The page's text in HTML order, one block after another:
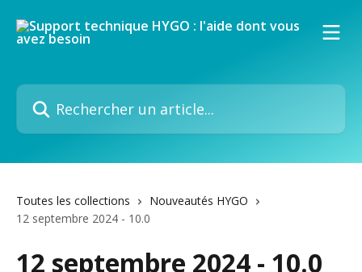
Rechercher un article...
Toutes les collections
Nouveautés HYGO
12 septembre 2024 - 10.0
12 septembre 2024 - 10.0